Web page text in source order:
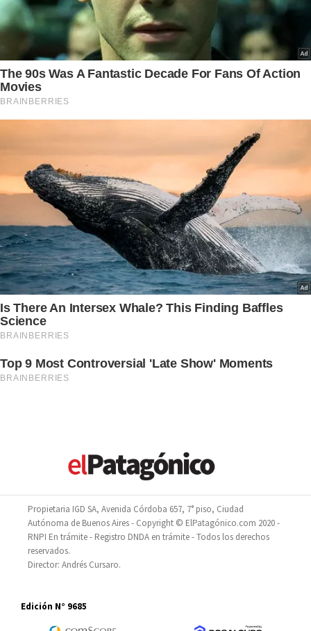
Propietaria IGD SA, Avenida Córdoba 657, 7° piso, Ciudad
Autónoma de Buenos Aires - Copyright © ElPatagónico.com 2020 -
RNPI En trámite - Registro DNDA en trámite - Todos los derechos
reservados.
Director: Andrés Cursaro.
Edición N° 9685